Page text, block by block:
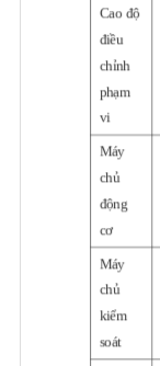
Cao độ
điều
chỉnh
phạm
vi
Máy
chủ
động
cơ
Máy
chủ
kiểm
soát